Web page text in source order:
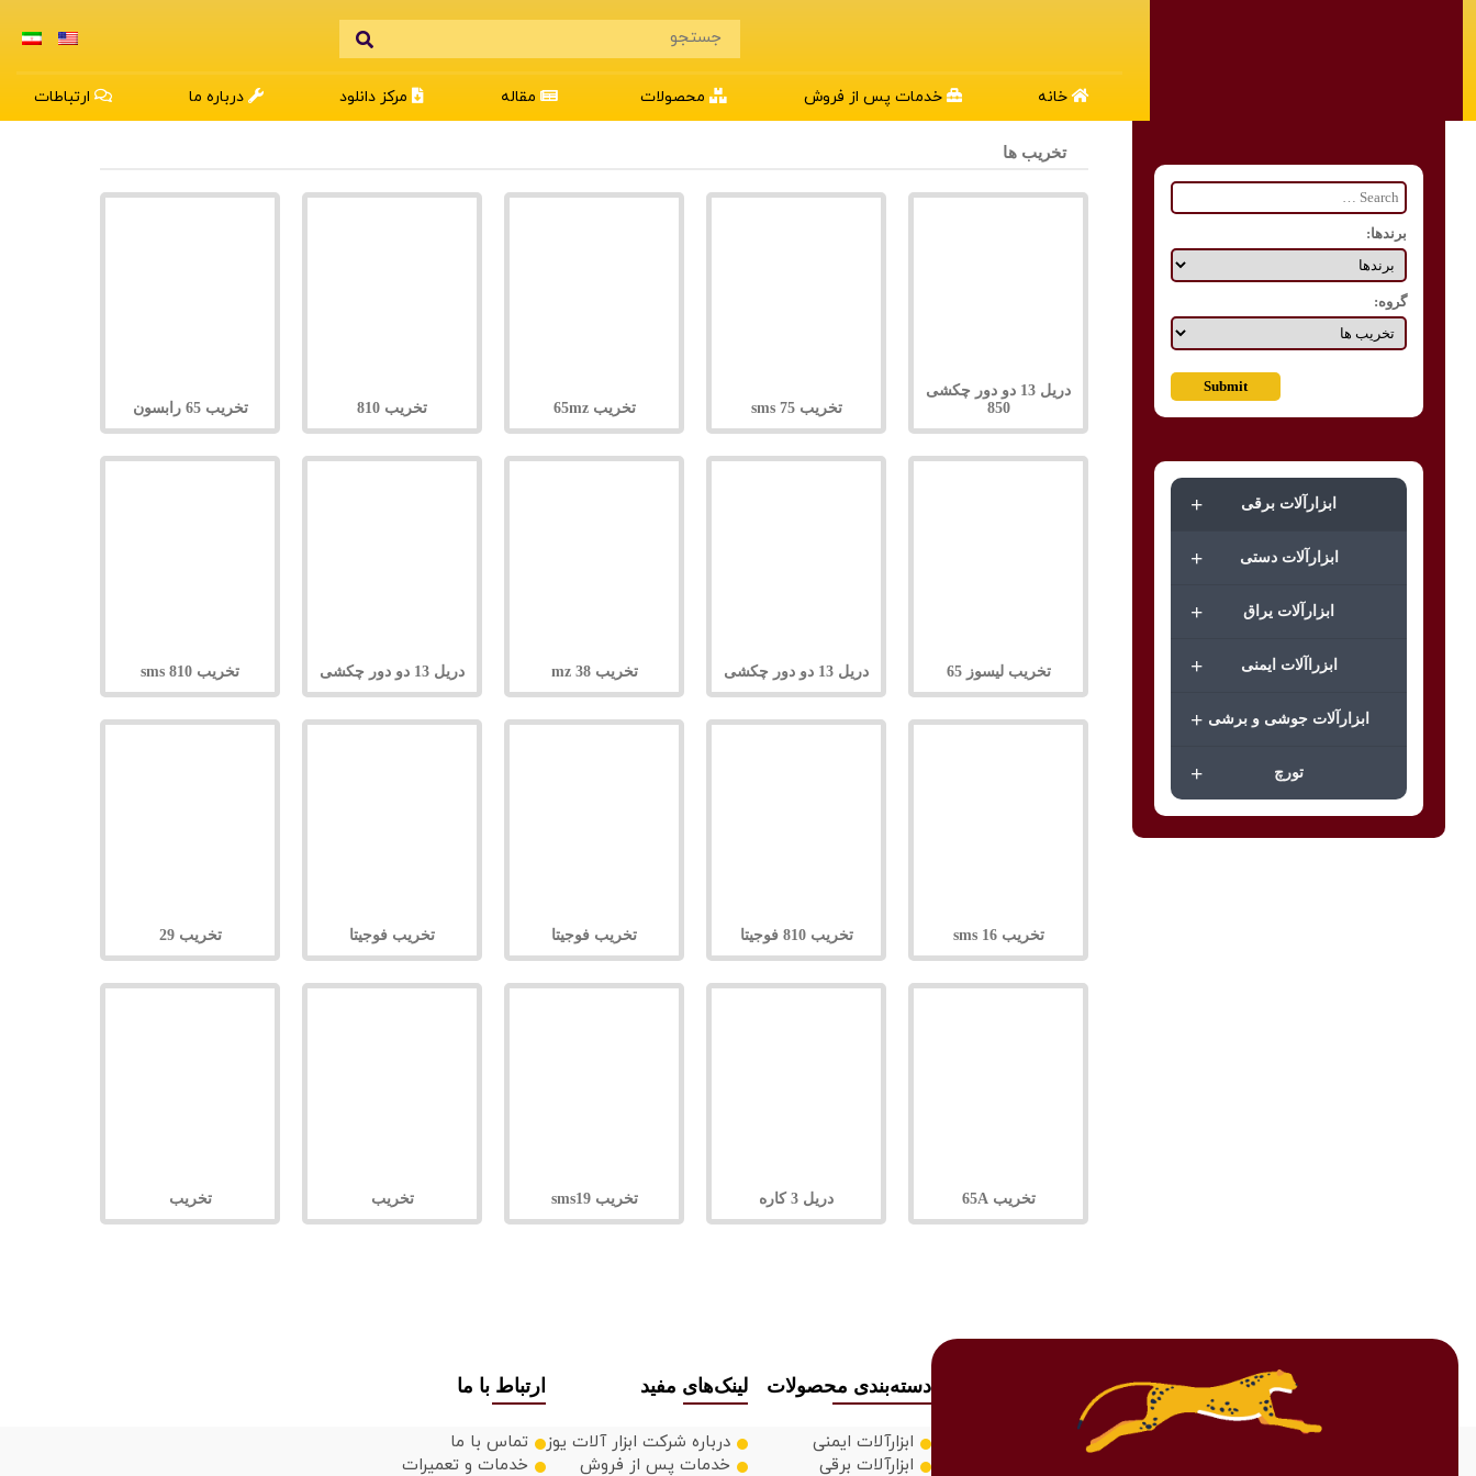
خانه خدمات پس از فروش محصولات مقاله مرکز دانلود درباره ما ارتباطات
برندها:
گروه:
+ ابزارآلات برقی
+ ابزارآلات دستی
+ ابزارآلات یراق
+ ابزراآلات ایمنی
+ ابزارآلات جوشی و برشی
+ تورچ
تخریب ها
دریل 13 دو دور چکشی
850
تخریب 75 sms تخریب 65mz تخریب 810 تخریب 65 رابسون
تخریب لیسوز 65 دریل 13 دو دور چکشی تخریب 38 mz دریل 13 دو دور چکشی تخریب 810 sms
تخریب 16 sms تخریب 810 فوجیتا تخریب فوجیتا تخریب فوجیتا تخریب 29
تخریب 65A دریل 3 کاره تخریب sms19 تخریب تخریب
دسته‌بندی محصولات
ابزارآلات ایمنی
ابزارآلات برقی
لینک‌های مفید
درباره شرکت ابزار آلات یوز
خدمات پس از فروش
ارتباط با ما
تماس با ما
خدمات و تعمیرات